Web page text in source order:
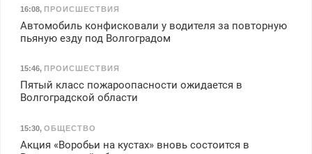
16:08, ПРОИСШЕСТВИЯ
Автомобиль конфисковали у водителя за повторную
пьяную езду под Волгоградом
15:46, ПРОИСШЕСТВИЯ
Пятый класс пожароопасности ожидается в
Волгоградской области
15:30, ОБЩЕСТВО
Акция «Воробьи на кустах» вновь состоится в